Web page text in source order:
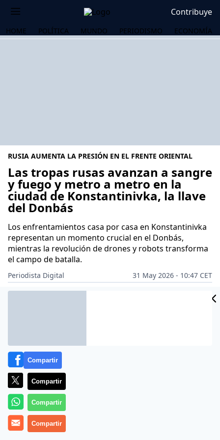
Contribuye
HOME POLÍTICA MUNDO PERIODISMO ECONOMÍA
RUSIA AUMENTA LA PRESIÓN EN EL FRENTE ORIENTAL
Las tropas rusas avanzan a sangre
y fuego y metro a metro en la
ciudad de Konstantinivka, la llave
del Donbás
Los enfrentamientos casa por casa en Konstantinivka
representan un momento crucial en el Donbás,
mientras la revolución de drones y robots transforma
el campo de batalla.
Periodista Digital
31 May 2026 - 10:47 CET
Archivado en: EUROPA MUNDO
Compartir
Compartir
Compartir
Compartir